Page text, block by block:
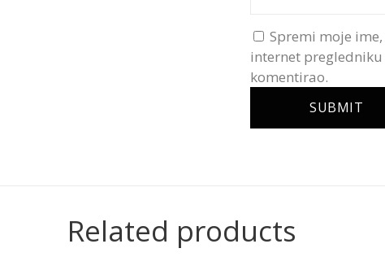
Spremi moje
internet
komentirao.
Related products